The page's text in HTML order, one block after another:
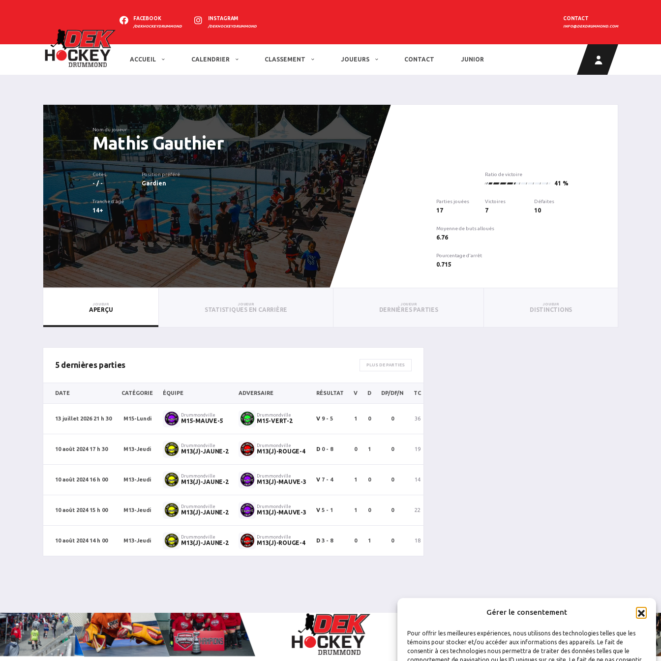
Gérer le consentement
Pour offrir les meilleures expériences, nous utilisons des technologies telles que les
témoins pour stocker et/ou accéder aux informations des appareils. Le fait de
consentir à ces technologies nous permettra de traiter des données telles que le
FACEBOOK
/DEKHOCKEYDRUMMOND
INSTAGRAM
/DEKHOCKEYDRUMMOND
CONTACT
INFO@DEKDRUMMOND.COM
ACCUEIL CALENDRIER CLASSEMENT JOUEURS CONTACT JUNIOR
Nom du joueur
Mathis Gauthier
Cotes
- / -
Position préféré
Gardien
Tranche d'âge
14+
Ratio de victoire
7 41 %
Parties jouées
17
Victoires
7
Défaites
10
Moyenne de buts alloués
6.76
Pourcentage d'arrêt
0.715
JOUEUR
APERÇU
JOUEUR
STATISTIQUES EN CARRIÈRE
JOUEUR
DERNIÈRES PARTIES
JOUEUR
DISTINCTIONS
5 dernières parties PLUS DE PARTIES
DATE CATÉGORIE ÉQUIPE ADVERSAIRE RÉSULTAT V D DP/DF/N TC
13 juillet 2026 21 h 30 M15-Lundi
Drummondville
M15-MAUVE-5
Drummondville
M15-VERT-2 V 9 - 5 1 0 0 36
10 août 2024 17 h 30 M13-Jeudi
Drummondville
M13(J)-JAUNE-2
Drummondville
M13(J)-ROUGE-4 D 0 - 8 0 1 0 19
10 août 2024 16 h 00 M13-Jeudi
Drummondville
M13(J)-JAUNE-2
Drummondville
M13(J)-MAUVE-3 V 7 - 4 1 0 0 14
10 août 2024 15 h 00 M13-Jeudi
Drummondville
M13(J)-JAUNE-2
Drummondville
M13(J)-MAUVE-3 V 5 - 1 1 0 0 22
10 août 2024 14 h 00 M13-Jeudi
Drummondville
M13(J)-JAUNE-2
Drummondville
M13(J)-ROUGE-4 D 3 - 8 0 1 0 18